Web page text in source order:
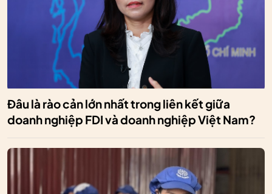
Đâu là rào cản lớn nhất trong liên kết giữa
doanh nghiệp FDI và doanh nghiệp Việt Nam?